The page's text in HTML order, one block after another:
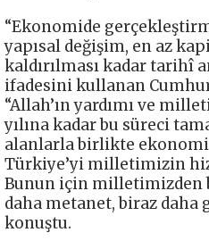
“Ekonomide
yapısal değişim, en az
kaldırılması kadar tarihî
ifadesini kullanan
“Allah’ın yardımı ve
yılına kadar bu süreci
alanlarla birlikte
Türkiye’yi milletimizin
Bunun için milletimizden
daha metanet, biraz daha
konuştu.